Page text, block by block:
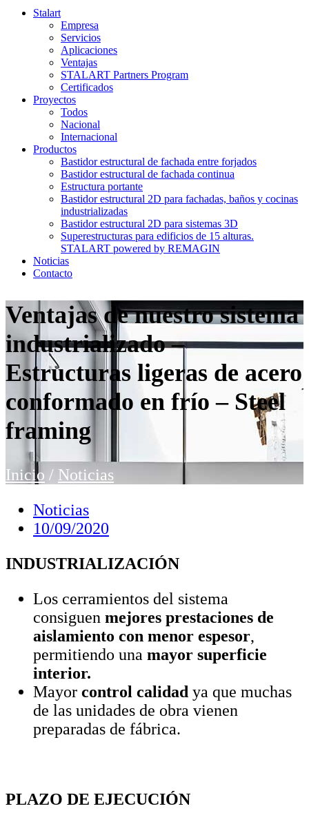
Stalart
Empresa
Servicios
Aplicaciones
Ventajas
STALART Partners Program
Certificados
Proyectos
Todos
Nacional
Internacional
Productos
Bastidor estructural de fachada entre forjados
Bastidor estructural de fachada continua
Estructura portante
Bastidor estructural 2D para fachadas, baños y cocinas
industrializadas
Bastidor estructural 2D para sistemas 3D
Superestructuras para edificios de 15 alturas.
STALART powered by REMAGIN
Noticias
Contacto
Ventajas de nuestro sistema
industrializado –
Estructuras ligeras de acero
conformado en frío – Steel
framing
Inicio / Noticias
Noticias
10/09/2020
INDUSTRIALIZACIÓN
Los cerramientos del sistema
consiguen mejores prestaciones de
aislamiento con menor espesor,
permitiendo una mayor superficie
interior.
Mayor control calidad ya que muchas
de las unidades de obra vienen
preparadas de fábrica.
PLAZO DE EJECUCIÓN